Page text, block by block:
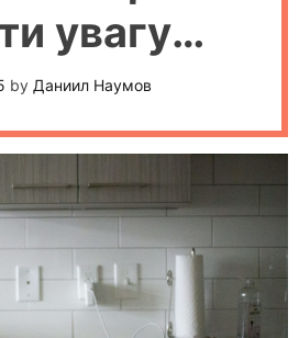
увагу
та
помилки
by Даниил Наумов